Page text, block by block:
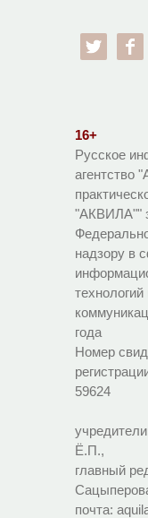
twitter
16+
Русское
агентство
"АКВИЛА""
надзору в
года
Номер
59624
Ё.П.,
главный
почта: